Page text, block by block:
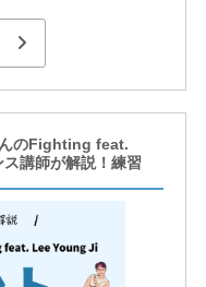
んのFighting feat.
講師が解説！練習